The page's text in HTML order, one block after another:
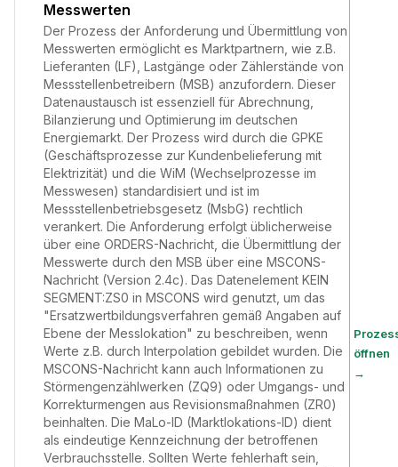
Messwerten
Der Prozess der Anforderung und Übermittlung von
Messwerten ermöglicht es Marktpartnern, wie z.B.
Lieferanten (LF), Lastgänge oder Zählerstände von
Messstellenbetreibern (MSB) anzufordern. Dieser
Datenaustausch ist essenziell für Abrechnung,
Bilanzierung und Optimierung im deutschen
Energiemarkt. Der Prozess wird durch die GPKE
(Geschäftsprozesse zur Kundenbelieferung mit
Elektrizität) und die WiM (Wechselprozesse im
Messwesen) standardisiert und ist im
Messstellenbetriebsgesetz (MsbG) rechtlich
verankert. Die Anforderung erfolgt üblicherweise
über eine ORDERS-Nachricht, die Übermittlung der
Messwerte durch den MSB über eine MSCONS-
Nachricht (Version 2.4c). Das Datenelement KEIN
SEGMENT:ZS0 in MSCONS wird genutzt, um das
"Ersatzwertbildungsverfahren gemäß Angaben auf
Ebene der Messlokation" zu beschreiben, wenn
Werte z.B. durch Interpolation gebildet wurden. Die
MSCONS-Nachricht kann auch Informationen zu
Störmengenzählwerken (ZQ9) oder Umgangs- und
Korrekturmengen aus Revisionsmaßnahmen (ZR0)
beinhalten. Die MaLo-ID (Marktlokations-ID) dient
als eindeutige Kennzeichnung der betroffenen
Verbrauchsstelle. Sollten Werte fehlerhaft sein,
öffnen
→